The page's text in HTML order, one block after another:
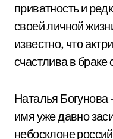
приватность и
своей личной
известно, что
счастлива в
Наталья Богунова
имя уже давно
небосклоне